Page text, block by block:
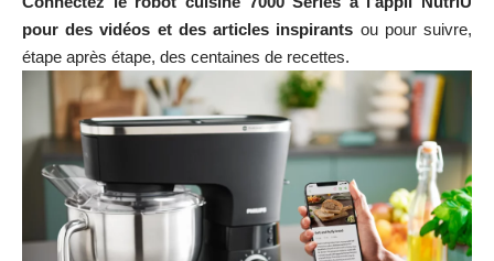
pour des vidéos et des articles inspirants ou pour suivre,
étape après étape, des centaines de recettes.